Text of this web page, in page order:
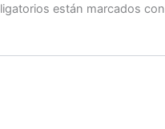
están marcados con